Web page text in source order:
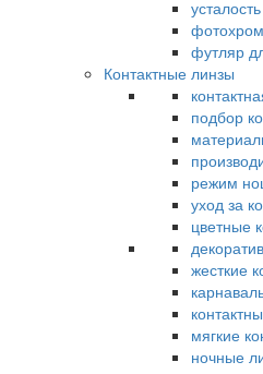
футляр
Контактные линзы
подбор
режим
уход за
цветные
жесткие
мягкие
ночные